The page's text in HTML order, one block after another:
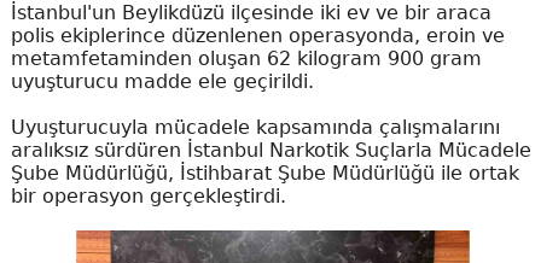
İstanbul'un Beylikdüzü ilçesinde iki ev ve bir araca
polis ekiplerince düzenlenen operasyonda, eroin ve
metamfetaminden oluşan 62 kilogram 900 gram
uyuşturucu madde ele geçirildi.
Uyuşturucuyla mücadele kapsamında çalışmalarını
aralıksız sürdüren İstanbul Narkotik Suçlarla Mücadele
Şube Müdürlüğü, İstihbarat Şube Müdürlüğü ile ortak
bir operasyon gerçekleştirdi.